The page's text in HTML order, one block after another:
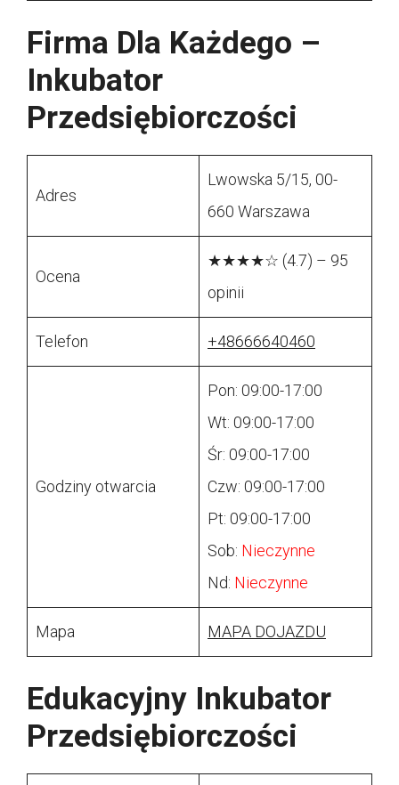
Firma Dla Każdego –
Inkubator
Przedsiębiorczości
Adres
Lwowska 5/15, 00-
660 Warszawa
Ocena
★★★★☆ (4.7) – 95
opinii
Telefon +48666640460
Godziny otwarcia
Pon: 09:00-17:00
Wt: 09:00-17:00
Śr: 09:00-17:00
Czw: 09:00-17:00
Pt: 09:00-17:00
Sob: Nieczynne
Nd: Nieczynne
Mapa MAPA DOJAZDU
Edukacyjny Inkubator
Przedsiębiorczości